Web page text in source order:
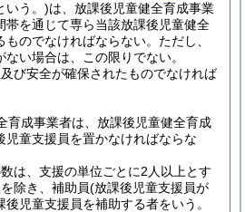
いう。)は、放課後児童健全育成事業
帯を通じて専ら当該放課後児童健全
のでなければならない。 ただし、
い場合は、この限りでない。
び安全が確保されたものでなければ
育成事業者は、放課後児童健全育成
児童支援員を置かなければならな
は、支援の単位ごとに2人以上とす
除き、補助員(放課後児童支援員が
児童支援員を補助する者をいう。